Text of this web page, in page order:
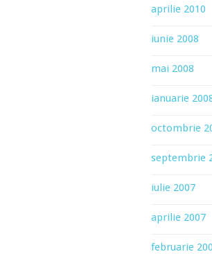
aprilie 2010
iunie 2008
mai 2008
ianuarie
octombrie
septembrie
iulie 2007
aprilie 2007
februarie